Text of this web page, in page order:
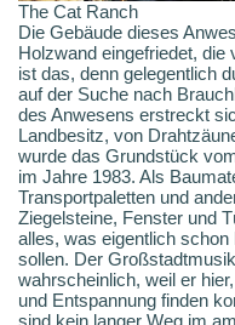
The Cat Ranch
Die Gebäude dieses
Holzwand eingefriedet,
ist das, denn gelegentlich
auf der Suche nach
des Anwesens erstreckt
Landbesitz, von
wurde das Grundstück
im Jahre 1983. Als
Transportpaletten und
Ziegelsteine, Fenster und
alles, was eigentlich
sollen. Der
wahrscheinlich, weil er
und Entspannung finden